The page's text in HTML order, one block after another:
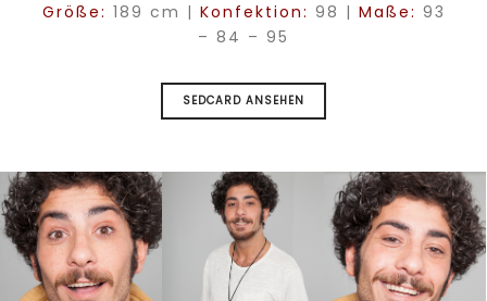
Größe: 189 cm | Konfektion: 98 | Maße: 93
– 84 – 95
SEDCARD ANSEHEN